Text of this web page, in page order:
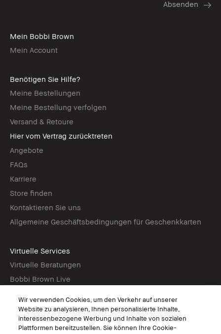
Mein Bobbi Brown
Mein Account
Benötigen Sie Hilfe?
Meine Bestellungen
Meine Bestellung verfolgen
Versand & Retoure
Hier vom Vertrag zurücktreten
Angebote
FAQs
Karriere
Store finden
Kontaktieren Sie uns
Allgemeine Geschäftsbedingungen für Geschenkkarten
Virtuelle Services
Virtuelle Beratungen
Bobbi Brown Live
Folgen
Wir verwenden Cookies, um den Verkehr auf unserer
Website zu analysieren, Ihnen personalisierte Inhalte,
interessenbezogene Werbung und Inhalte von sozialen
Plattformen bereitzustellen. Sie können Ihre Cookie-